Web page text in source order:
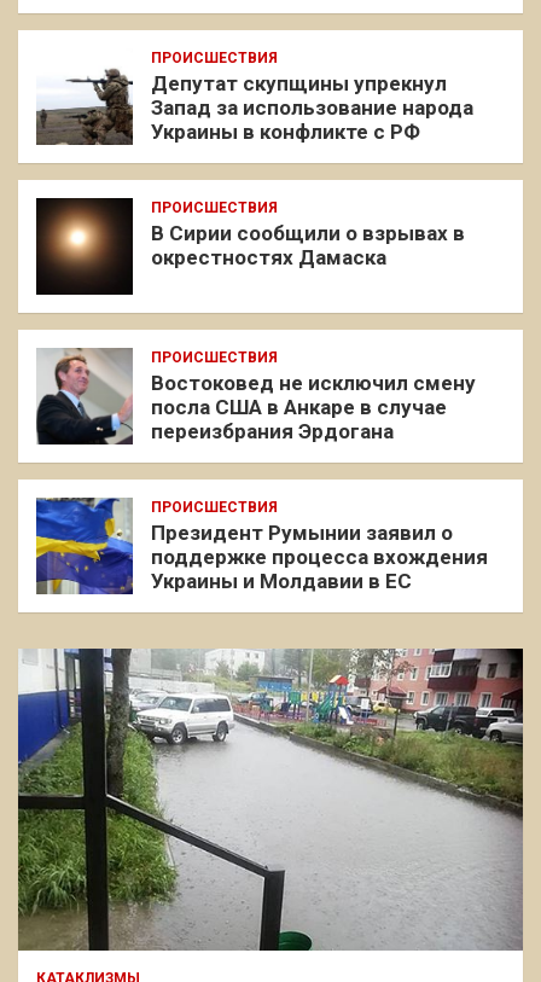
ПРОИСШЕСТВИЯ
Депутат скупщины упрекнул
Запад за использование народа
Украины в конфликте с РФ
ПРОИСШЕСТВИЯ
В Сирии сообщили о взрывах в
окрестностях Дамаска
ПРОИСШЕСТВИЯ
Востоковед не исключил смену
посла США в Анкаре в случае
переизбрания Эрдогана
ПРОИСШЕСТВИЯ
Президент Румынии заявил о
поддержке процесса вхождения
Украины и Молдавии в ЕС